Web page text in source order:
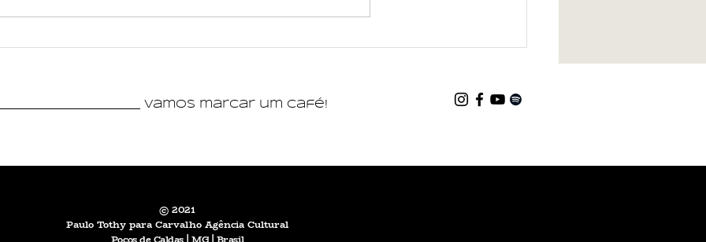
CrieMus promove residência
músico Thomaz Souza em
Moda produzida pela Interiô,
de Minas Gerais
vamos marcar um café!
© 2021
Paulo Tothy para Carvalho Agência Cultural
Poços de Caldas | MG | Brasil